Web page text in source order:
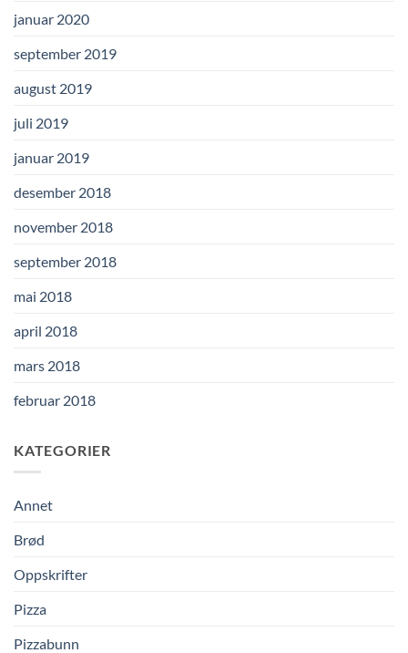
januar 2020
september 2019
august 2019
juli 2019
januar 2019
desember 2018
november 2018
september 2018
mai 2018
april 2018
mars 2018
februar 2018
KATEGORIER
Annet
Brød
Oppskrifter
Pizza
Pizzabunn